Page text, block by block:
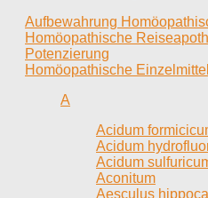
Aufbewahrung
Homöopathische
Potenzierung
Homöopathische Einzelmittel
A
Acidum
Acidum
Acidum
Aconitum
Aesculus